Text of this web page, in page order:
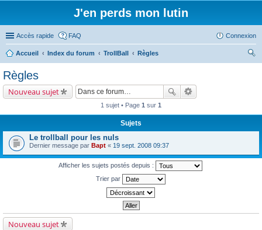
J'en perds mon lutin
Accès rapide FAQ Connexion
Accueil Index du forum TrollBall
Règles
Règles
Nouveau sujet
1 sujet • Page 1 sur 1
Sujets
Le trollball pour les nuls
Dernier message par Bapt « 19 sept. 2008 09:37
Afficher les sujets postés depuis :
Trier par
Nouveau sujet